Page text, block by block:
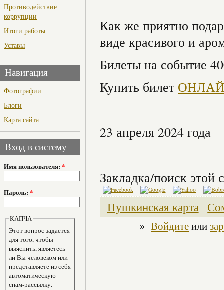
Противодействие
коррупции
Итоги работы
Уставы
Навигация
Фотографии
Блоги
Карта сайта
Вход в систему
Имя пользователя: *
Пароль: *
КАПЧА
Этот вопрос задается
для того, чтобы
выяснить, являетесь
ли Вы человеком или
представляете из себя
автоматическую
спам-рассылку.
Как же приятно
виде красивого и
Билеты на событие
Купить билет
23 апреля 2024 года
Закладка/поиск этой
Пушкинская карта
» Войдитеили